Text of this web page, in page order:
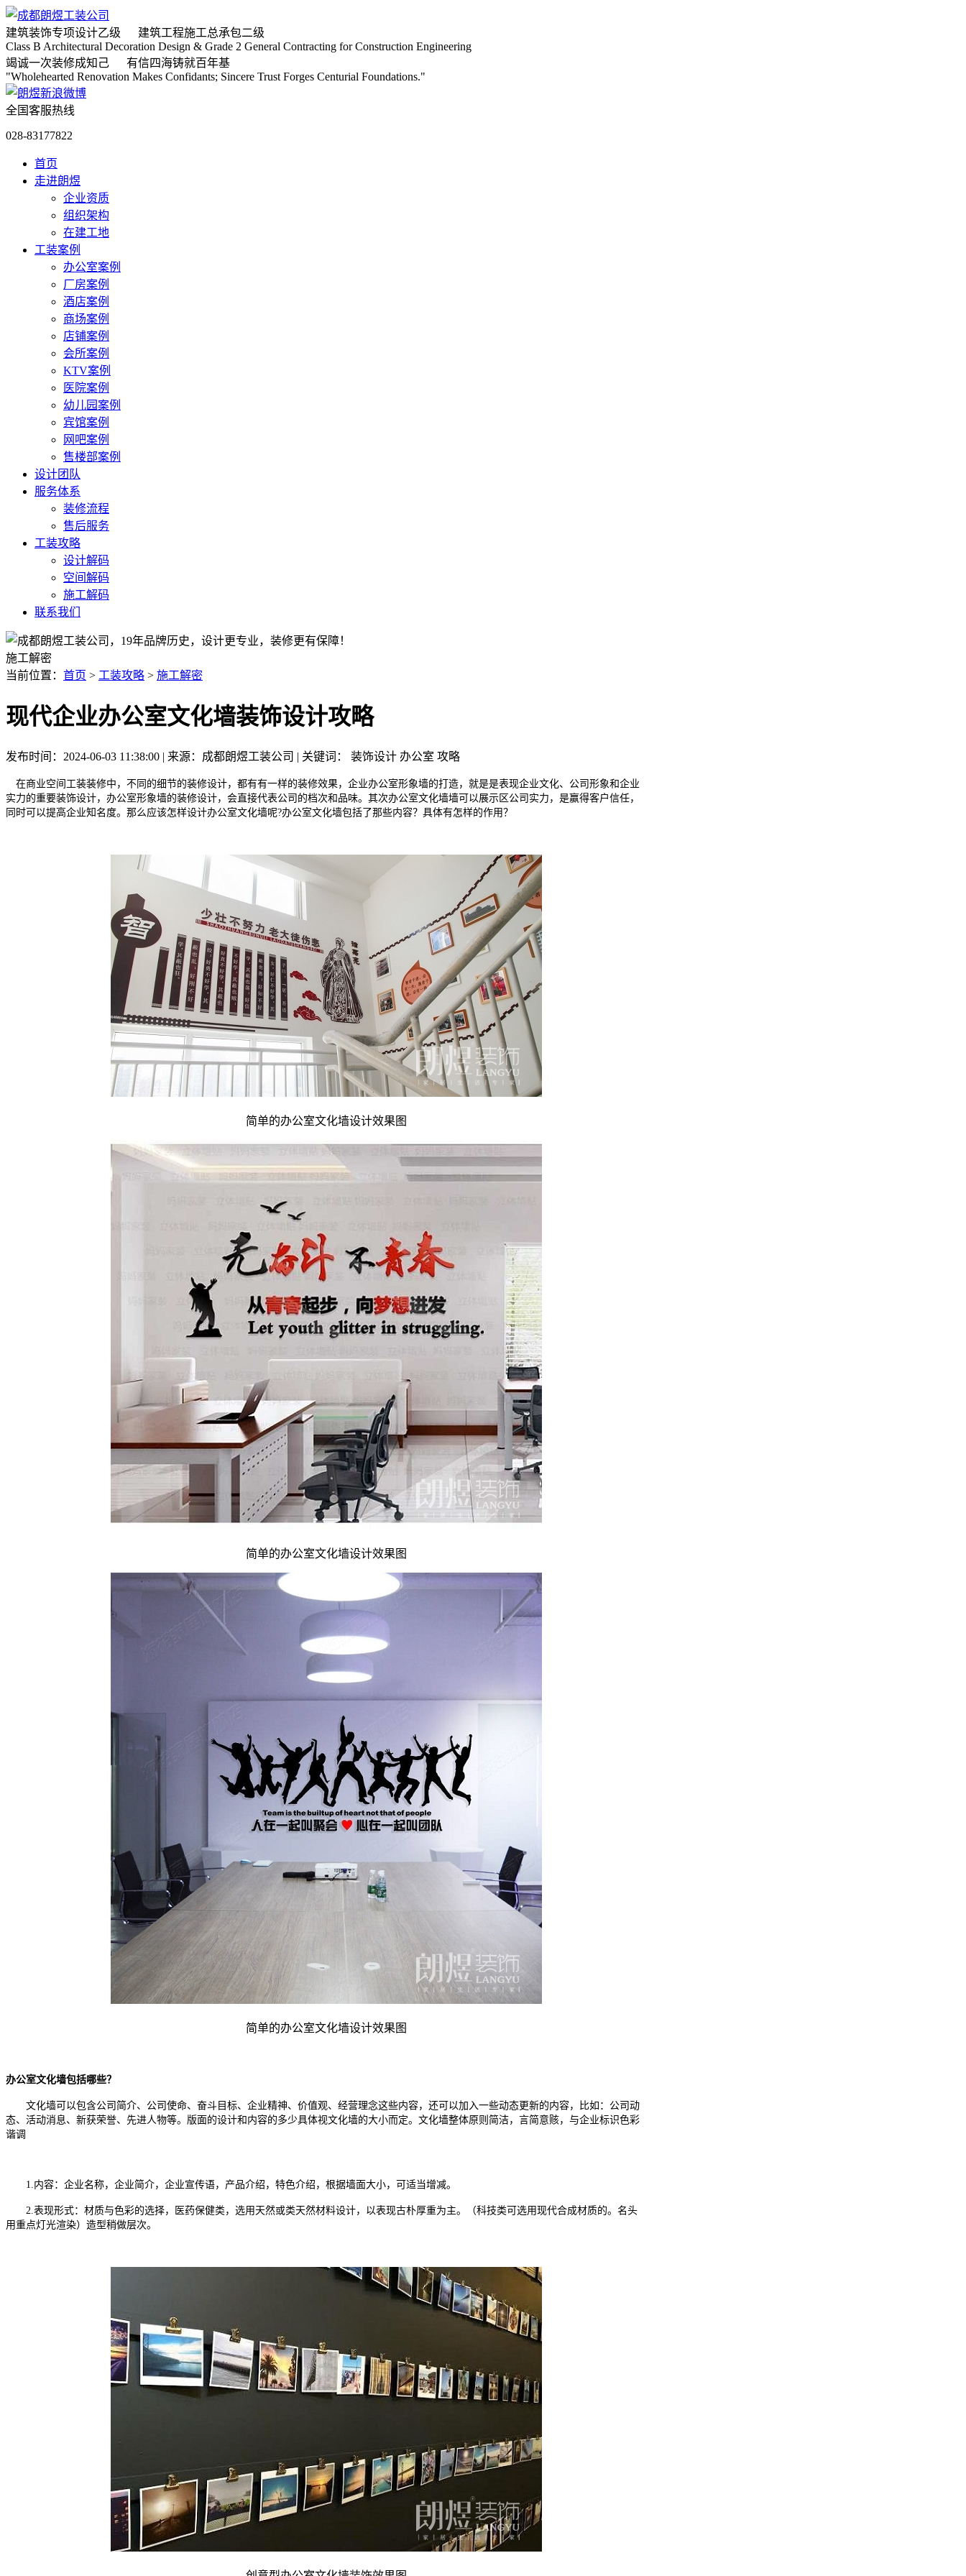
建筑装饰专项设计乙级 建筑工程施工总承包二级
Class B Architectural Decoration Design & Grade 2 General Contracting for Construction Engineering
竭诚一次装修成知己 有信四海铸就百年基
"Wholehearted Renovation Makes Confidants; Sincere Trust Forges Centurial Foundations."
全国客服热线
028-83177822
首页
走进朗煜
企业资质
组织架构
在建工地
工装案例
办公室案例
厂房案例
酒店案例
商场案例
店铺案例
会所案例
KTV案例
医院案例
幼儿园案例
宾馆案例
网吧案例
售楼部案例
设计团队
服务体系
装修流程
售后服务
工装攻略
设计解码
空间解码
施工解码
联系我们
施工解密
当前位置： 首页 > 工装攻略 > 施工解密
现代企业办公室文化墙装饰设计攻略
发布时间：2024-06-03 11:38:00 | 来源：成都朗煜工装公司 | 关键词： 装饰设计 办公室 攻略
在商业空间工装装修中，不同的细节的装修设计，都有有一样的装修效果，企业办公室形象墙的打造，就是是表现企业文化、公司形象和企业
实力的重要装饰设计，办公室形象墙的装修设计，会直接代表公司的档次和品味。其次办公室文化墙墙可以展示区公司实力，是赢得客户信任，
同时可以提高企业知名度。那么应该怎样设计办公室文化墙呢?办公室文化墙包括了那些内容？具体有怎样的作用？
简单的办公室文化墙设计效果图
简单的办公室文化墙设计效果图
简单的办公室文化墙设计效果图
办公室文化墙包括哪些？
文化墙可以包含公司简介、公司使命、奋斗目标、企业精神、价值观、经营理念这些内容，还可以加入一些动态更新的内容，比如：公司动
态、活动消息、新获荣誉、先进人物等。版面的设计和内容的多少具体视文化墙的大小而定。文化墙整体原则简洁，言简意赅，与企业标识色彩
谐调
1.内容：企业名称，企业简介，企业宣传语，产品介绍，特色介绍，根据墙面大小，可适当增减。
2.表现形式：材质与色彩的选择，医药保健类，选用天然或类天然材料设计，以表现古朴厚重为主。（科技类可选用现代合成材质的。名头
用重点灯光渲染）造型稍做层次。